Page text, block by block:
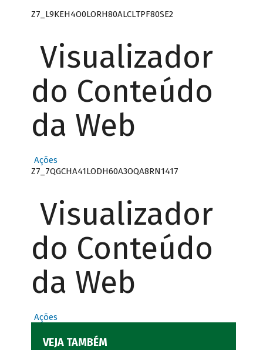
Z7_L9KEH4O0LORH80ALCLTPF80SE2
Visualizador
do Conteúdo
da Web
Ações
Z7_7QGCHA41LODH60A3OQA8RN1417
Visualizador
do Conteúdo
da Web
Ações
VEJA TAMBÉM